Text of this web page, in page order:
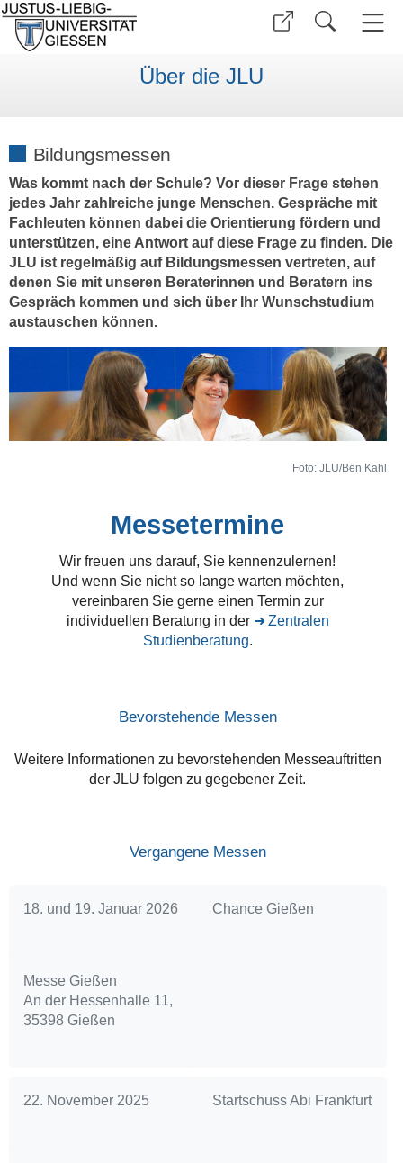
Über die JLU
Bildungsmessen
Was kommt nach der Schule? Vor dieser Frage stehen
jedes Jahr zahlreiche junge Menschen. Gespräche mit
Fachleuten können dabei die Orientierung fördern und
unterstützen, eine Antwort auf diese Frage zu finden. Die
JLU ist regelmäßig auf Bildungsmessen vertreten, auf
denen Sie mit unseren Beraterinnen und Beratern ins
Gespräch kommen und sich über Ihr Wunschstudium
austauschen können.
Foto: JLU/Ben Kahl
Messetermine
Wir freuen uns darauf, Sie kennenzulernen!
Und wenn Sie nicht so lange warten möchten,
vereinbaren Sie gerne einen Termin zur
individuellen Beratung in der
Zentralen
Studienberatung.
Bevorstehende Messen
Weitere Informationen zu bevorstehenden Messeauftritten
der JLU folgen zu gegebener Zeit.
Vergangene Messen
18. und 19. Januar 2026 Chance Gießen
Messe Gießen
An der Hessenhalle 11,
35398 Gießen
22. November 2025 Startschuss Abi Frankfurt